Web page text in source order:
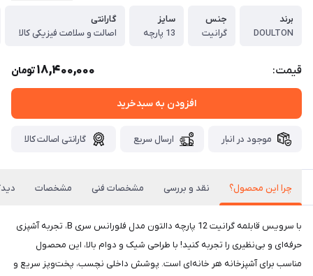
برند
DOULTON
جنس
گرانیت
سایز
13 پارچه
گارانتی
اصالت و سلامت فیزیکی کالا
قیمت: 18,400,000تومان
افزودن به سبدخرید
موجود در انبار ارسال سریع گارانتی اصالت کالا
چرا این محصول؟ نقد و بررسی مشخصات فنی مشخصات
با سرویس قابلمه گرانیت 12 پارچه دالتون مدل فلورانس سری B، تجربه آشپزی
حرفه‌ای و بی‌نظیری را تجربه کنید! با طراحی شیک و دوام بالا، این محصول
مناسب برای آشپزخانه هر خانه‌ای است. پوشش داخلی نچسب، پخت‌وپز سریع و